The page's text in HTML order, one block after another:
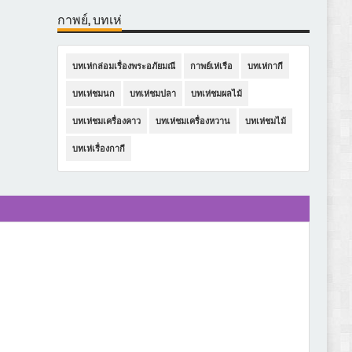
อิเหนา : นางมาหยารัศมีนางสการะวาตี
ขึ้นเฝ้านางจินตะหรา (๖๔)
กาพย์, บทเห่
บทเห่กล่อมเรื่องพระอภัยมณี กาพย์เห่เรือ บทเห่กากี
บทเห่ชมนก บทเห่ชมปลา บทเห่ชมผลไม้
บทเห่ชมเครื่องคาว บทเห่ชมเครื่องหวาน บทเห่ชมไม้
บทเห่เรื่องกากี